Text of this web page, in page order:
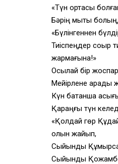
«Түн ортасы
Бәрің мықты
«Бүлінгеннен
Тиіспеңдер соқыр
жармағына!»
Осылай бір
Мейірлене қарады
Күн батқанша
Қараңғы түн
«Қолдай гөр
қолын жайып,
Сыйынды
Сыйынды